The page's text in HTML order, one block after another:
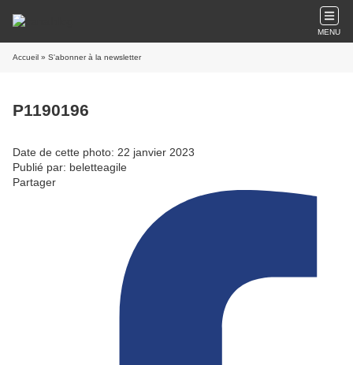
MENU
Accueil » S'abonner à la newsletter
P1190196
Date de cette photo: 22 janvier 2023
Publié par: beletteagile
Partager